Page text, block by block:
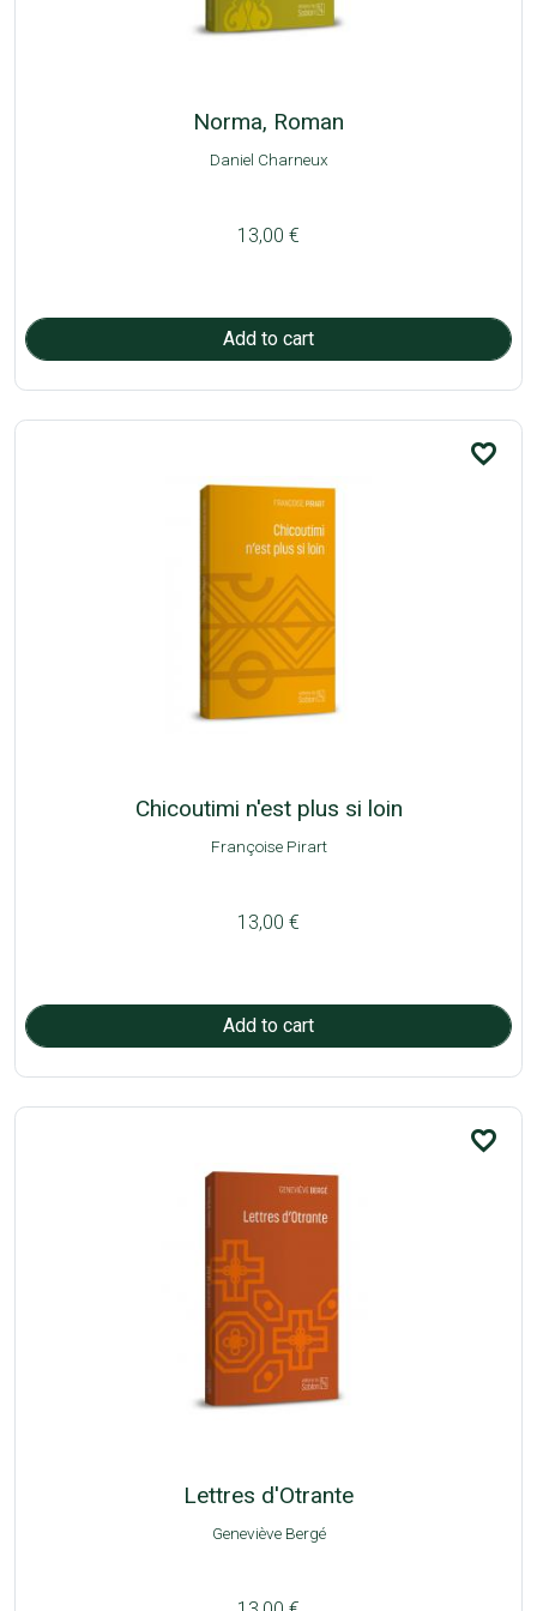
Norma, Roman
Daniel Charneux
13,00 €
favorite_border
Chicoutimi n'est plus si loin
Françoise Pirart
13,00 €
favorite_border
Lettres d'Otrante
Geneviève Bergé